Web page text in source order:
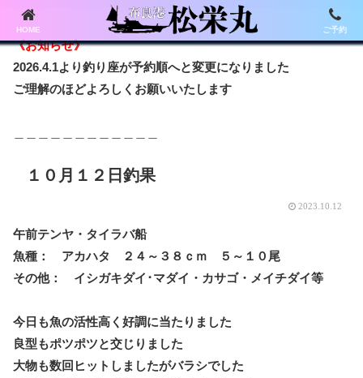
《お知らせ》
2026.4.1より釣り座が予約順へと変更になりました
ご理解のほどよろしくお願いいたします
１０月１２日釣果
2023.10.12
午前テンヤ・タイラバ船
魚種： アカハタ ２４～３８ｃｍ ５～１０尾
その他： イシガキダイ･マダイ・カサゴ・メイチダイ等
今日も魚の活性高く好調に当たりました
良型もポツポツと交じりました
大物も数回ヒットしましたがバラシでした
HOME ご予約